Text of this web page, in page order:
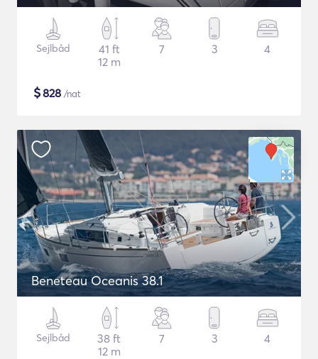
Sejlbåd
41 ft
12 m
7 3 4
$828 /nat
Beneteau Oceanis 38.1
Sejlbåd
38 ft
12 m
7 3 4